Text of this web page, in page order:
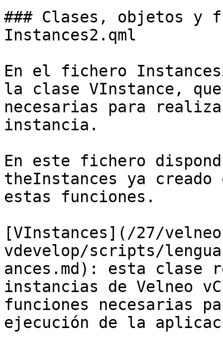
### Clases, objetos y
Instances2.qml
En el fichero
la clase VInstance,
necesarias para
instancia.
En este fichero
theInstances ya
estas funciones.
[VInstances](/27/
vdevelop/scripts/
ances.md): esta clase
instancias de Velneo
funciones necesarias